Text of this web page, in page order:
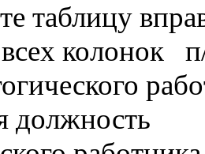
таблицу
всех колонок
должность